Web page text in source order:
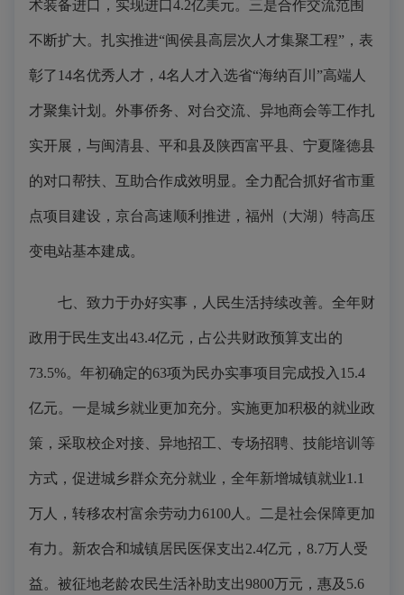
术装备进口，实现进口4.2亿美元。三是合作交流范围
不断扩大。扎实推进“闽侯县高层次人才集聚工程”，表
彰了14名优秀人才，4名人才入选省“海纳百川”高端人
才聚集计划。外事侨务、对台交流、异地商会等工作扎
实开展，与闽清县、平和县及陕西富平县、宁夏隆德县
的对口帮扶、互助合作成效明显。全力配合抓好省市重
点项目建设，京台高速顺利推进，福州（大湖）特高压
变电站基本建成。
七、致力于办好实事，人民生活持续改善。全年财
政用于民生支出43.4亿元，占公共财政预算支出的
73.5%。年初确定的63项为民办实事项目完成投入15.4
亿元。一是城乡就业更加充分。实施更加积极的就业政
策，采取校企对接、异地招工、专场招聘、技能培训等
方式，促进城乡群众充分就业，全年新增城镇就业1.1
万人，转移农村富余劳动力6100人。二是社会保障更加
有力。新农合和城镇居民医保支出2.4亿元，8.7万人受
益。被征地老龄农民生活补助支出9800万元，惠及5.6